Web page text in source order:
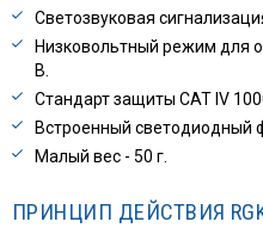
Светозвуковая
Низковольтный режим для
В.
Стандарт защиты CAT IV
Встроенный светодиодный
Малый вес - 50 г.
ПРИНЦИП ДЕЙСТВИЯ